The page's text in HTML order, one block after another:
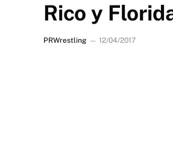
Rico y
PRWrestling 12/04/2017